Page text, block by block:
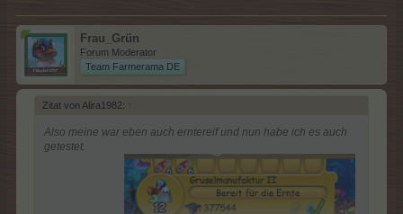
Frau_Grün
Forum Moderator
Team Farmerama DE
Zitat von Alira1982: ↑
Also meine war eben auch erntereif und nun habe ich es auch
getestet.